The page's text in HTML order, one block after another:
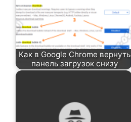
Как в Google Chrome вернуть
панель загрузок снизу